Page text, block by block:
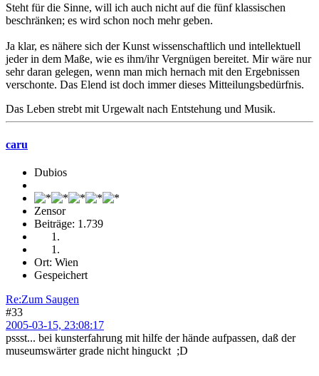
Steht für die Sinne, will ich auch nicht auf die fünf klassischen
beschränken; es wird schon noch mehr geben.
Ja klar, es nähere sich der Kunst wissenschaftlich und intellektuell
jeder in dem Maße, wie es ihm/ihr Vergnügen bereitet. Mir wäre nur
sehr daran gelegen, wenn man mich hernach mit den Ergebnissen
verschonte. Das Elend ist doch immer dieses Mitteilungsbedürfnis.
Das Leben strebt mit Urgewalt nach Entstehung und Musik.
caru
Dubios
Zensor
Beiträge: 1.739
Ort: Wien
Gespeichert
Re:Zum Saugen
#33
2005-03-15, 23:08:17
pssst... bei kunsterfahrung mit hilfe der hände aufpassen, daß der
museumswärter grade nicht hinguckt ;D